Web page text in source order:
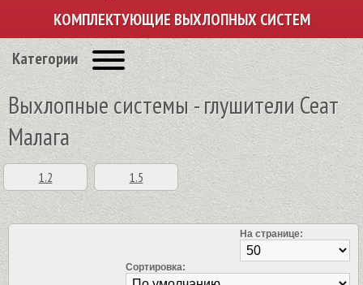
КОМПЛЕКТУЮЩИЕ ВЫХЛОПНЫХ СИСТЕМ
Категории
Выхлопные системы - глушители Сеат
Малага
1.2 1.5
На странице:
Сортировка: